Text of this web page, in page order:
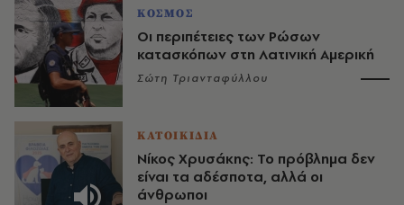
ΚΟΣΜΟΣ
Οι περιπέτειες των Ρώσων
κατασκόπων στη Λατινική Αμερική
Σώτη Τριανταφύλλου
ΚΑΤΟΙΚΙΔΙΑ
Νίκος Χρυσάκης: Το πρόβλημα δεν
είναι τα αδέσποτα, αλλά οι
άνθρωποι